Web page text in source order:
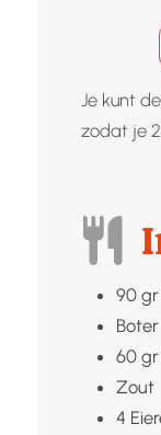
Je kunt
zodat je
90 gr
Boter
60 gr
Zout
4